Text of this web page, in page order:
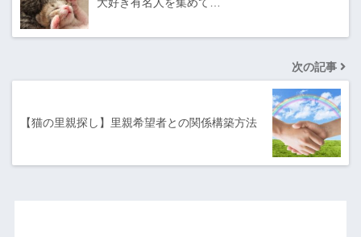
次の記事
【猫の里親探し】里親希望者との関係構築方法